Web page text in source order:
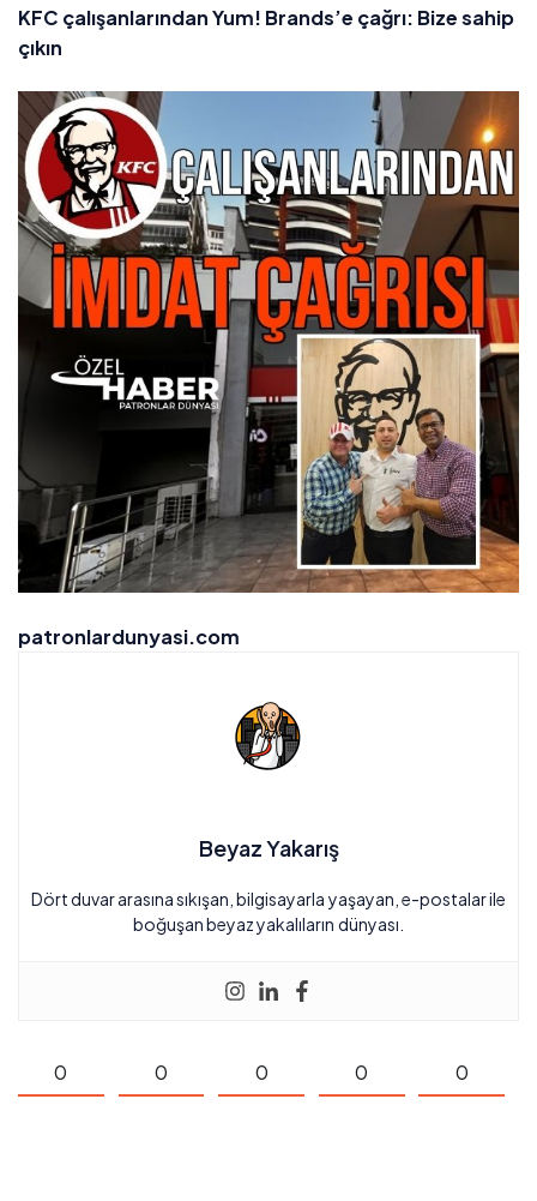
KFC çalışanlarından Yum! Brands’e çağrı: Bize sahip
çıkın
patronlardunyasi.com
Beyaz Yakarış
Dört duvar arasına sıkışan, bilgisayarla yaşayan, e-postalar ile
boğuşan beyaz yakalıların dünyası.
0 0 0 0 0